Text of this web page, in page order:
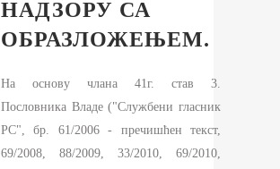
НАДЗОРУ СА
ОБРАЗЛОЖЕЊЕМ.
На основу члана 41г. став 3.
Пословника Владе ("Службени гласник
РС", бр. 61/2006 - пречишћен текст,
69/2008, 88/2009, 33/2010, 69/2010,